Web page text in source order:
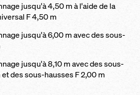
jusqu'à 4,50 m à l'aide de la
F 4,50 m
jusqu'à 6,00 m avec des sous-
jusqu'à 8,10 m avec des sous-
et des sous-hausses F 2,00 m